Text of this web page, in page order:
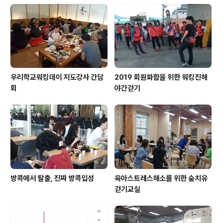
합니다.한사람의 건강을 돕고마을공동체의 건강을 지원하
고지역사회의 건강을 디자인하며국민의 건강증진을 지향
하는건강마을제작소는한국걷기노르딕워킹협회와 함께 합
니다.교육문의 010-4551-1639
우리학교워킹데이 지도강사 간담
회
2019 회원화합을 위한 워킹진해
야간걷기
방콕에서 탈출, 진짜 방콕입성
육아스트레스해소를 위한 숲치유
걷기교실